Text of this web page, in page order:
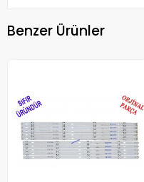
Benzer Ürünler